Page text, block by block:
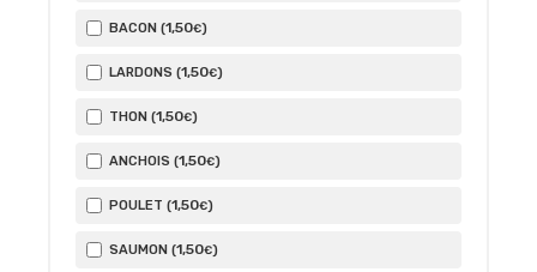
BACON (1,50€)
LARDONS (1,50€)
THON (1,50€)
ANCHOIS (1,50€)
POULET (1,50€)
SAUMON (1,50€)